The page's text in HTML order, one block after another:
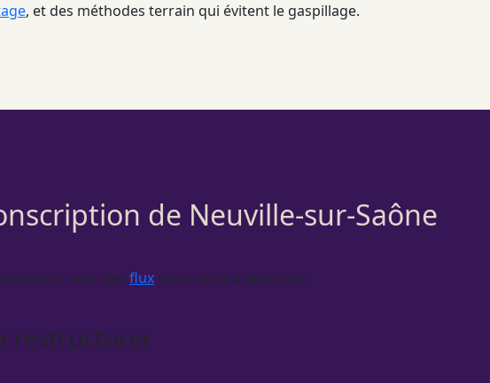
, et des méthodes terrain qui évitent le gaspillage.
de Neuville-sur-Saône
avec des flux récurrents à absorber.
restructurer